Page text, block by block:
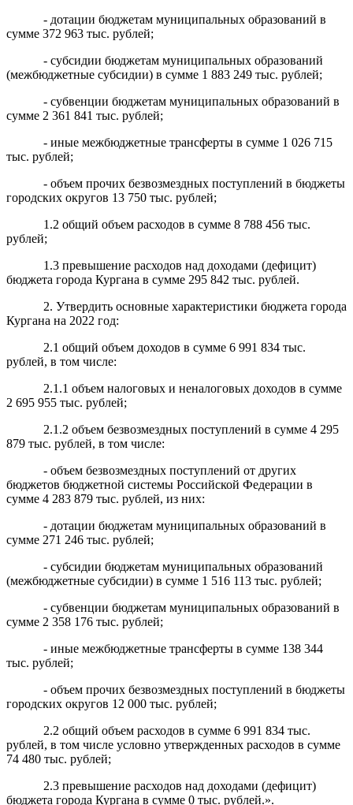
- дотации бюджетам муниципальных образований в
сумме 372 963 тыс. рублей;
- субсидии бюджетам муниципальных образований
(межбюджетные субсидии) в сумме 1 883 249 тыс. рублей;
- субвенции бюджетам муниципальных образований в
сумме 2 361 841 тыс. рублей;
- иные межбюджетные трансферты в сумме 1 026 715
тыс. рублей;
- объем прочих безвозмездных поступлений в бюджеты
городских округов 13 750 тыс. рублей;
1.2 общий объем расходов в сумме 8 788 456 тыс.
рублей;
1.3 превышение расходов над доходами (дефицит)
бюджета города Кургана в сумме 295 842 тыс. рублей.
2. Утвердить основные характеристики бюджета города
Кургана на 2022 год:
2.1 общий объем доходов в сумме 6 991 834 тыс.
рублей, в том числе:
2.1.1 объем налоговых и неналоговых доходов в сумме
2 695 955 тыс. рублей;
2.1.2 объем безвозмездных поступлений в сумме 4 295
879 тыс. рублей, в том числе:
- объем безвозмездных поступлений от других
бюджетов бюджетной системы Российской Федерации в
сумме 4 283 879 тыс. рублей, из них:
- дотации бюджетам муниципальных образований в
сумме 271 246 тыс. рублей;
- субсидии бюджетам муниципальных образований
(межбюджетные субсидии) в сумме 1 516 113 тыс. рублей;
- субвенции бюджетам муниципальных образований в
сумме 2 358 176 тыс. рублей;
- иные межбюджетные трансферты в сумме 138 344
тыс. рублей;
- объем прочих безвозмездных поступлений в бюджеты
городских округов 12 000 тыс. рублей;
2.2 общий объем расходов в сумме 6 991 834 тыс.
рублей, в том числе условно утвержденных расходов в сумме
74 480 тыс. рублей;
2.3 превышение расходов над доходами (дефицит)
бюджета города Кургана в сумме 0 тыс. рублей.».